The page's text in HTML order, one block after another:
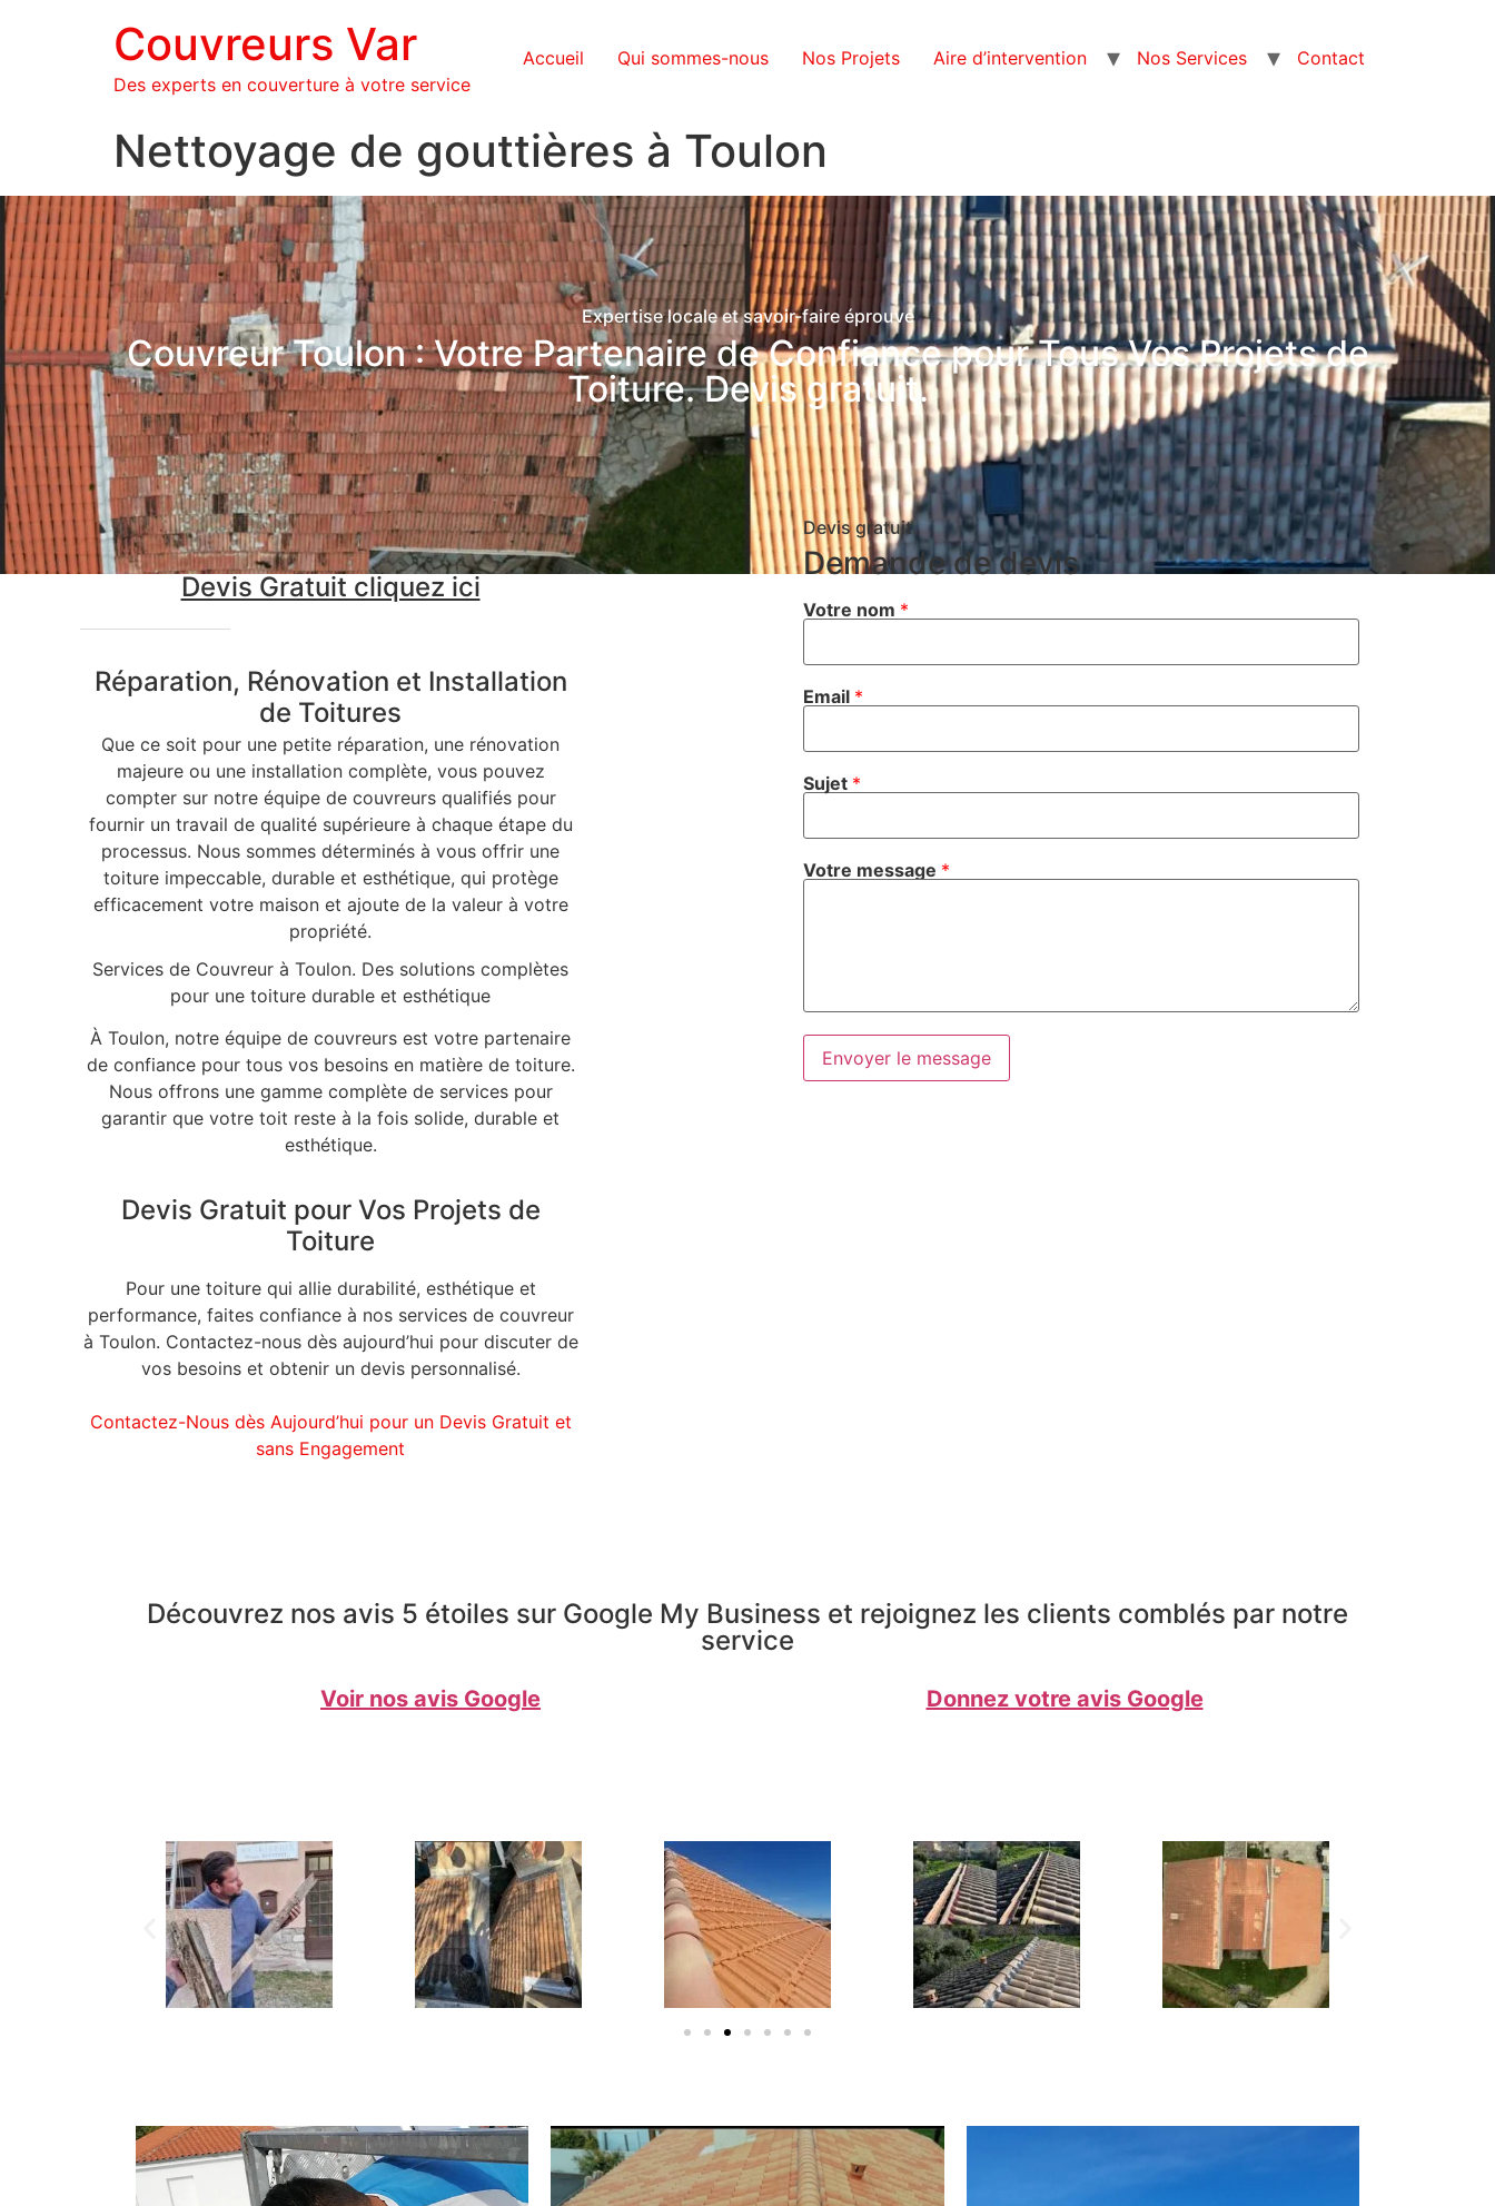
Couvreurs Var
Des experts en couverture à votre service
Accueil Qui sommes-nous Nos Projets Aire d’intervention Nos Services Contact
Nettoyage de gouttières à Toulon
Expertise locale et savoir-faire éprouvé
Couvreur Toulon : Votre Partenaire de Confiance pour Tous Vos Projets de
Toiture. Devis gratuit.
Devis Gratuit cliquez ici
Réparation, Rénovation et Installation
de Toitures
Que ce soit pour une petite réparation, une rénovation
majeure ou une installation complète, vous pouvez
compter sur notre équipe de couvreurs qualifiés pour
fournir un travail de qualité supérieure à chaque étape du
processus. Nous sommes déterminés à vous offrir une
toiture impeccable, durable et esthétique, qui protège
efficacement votre maison et ajoute de la valeur à votre
propriété.
Services de Couvreur à Toulon. Des solutions complètes
pour une toiture durable et esthétique
À Toulon, notre équipe de couvreurs est votre partenaire
de confiance pour tous vos besoins en matière de toiture.
Nous offrons une gamme complète de services pour
garantir que votre toit reste à la fois solide, durable et
esthétique.
Devis Gratuit pour Vos Projets de
Toiture
Pour une toiture qui allie durabilité, esthétique et
performance, faites confiance à nos services de couvreur
à Toulon. Contactez-nous dès aujourd’hui pour discuter de
vos besoins et obtenir un devis personnalisé.
Contactez-Nous dès Aujourd’hui pour un Devis Gratuit et
sans Engagement
Devis gratuit
Demande de devis
Votre nom *
Email *
Sujet *
Votre message *
Envoyer le message
Découvrez nos avis 5 étoiles sur Google My Business et rejoignez les clients comblés par notre
service
Voir nos avis Google Donnez votre avis Google